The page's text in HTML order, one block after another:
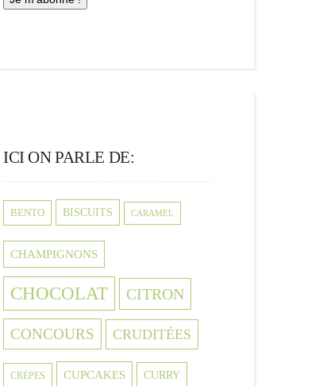
ICI ON PARLE DE:
BENTO BISCUITS CARAMEL
CHAMPIGNONS
CHOCOLAT CITRON
CONCOURS CRUDITÉES
CRÈPES CUPCAKES CURRY